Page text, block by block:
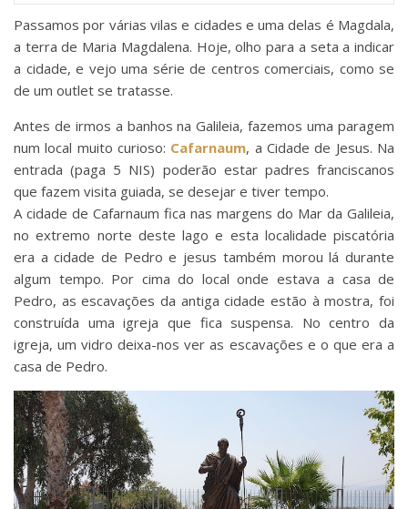
Passamos por várias vilas e cidades e uma delas é Magdala,
a terra de Maria Magdalena. Hoje, olho para a seta a indicar
a cidade, e vejo uma série de centros comerciais, como se
de um outlet se tratasse.
Antes de irmos a banhos na Galileia, fazemos uma paragem
num local muito curioso: Cafarnaum, a Cidade de Jesus. Na
entrada (paga 5 NIS) poderão estar padres franciscanos
que fazem visita guiada, se desejar e tiver tempo.
A cidade de Cafarnaum fica nas margens do Mar da Galileia,
no extremo norte deste lago e esta localidade piscatória
era a cidade de Pedro e jesus também morou lá durante
algum tempo. Por cima do local onde estava a casa de
Pedro, as escavações da antiga cidade estão à mostra, foi
construída uma igreja que fica suspensa. No centro da
igreja, um vidro deixa-nos ver as escavações e o que era a
casa de Pedro.